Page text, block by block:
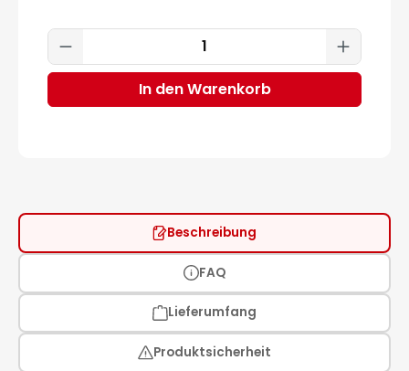
Produkt Anzahl: Gib den
In den Warenkorb
Beschreibung
FAQ
Lieferumfang
Produktsicherheit